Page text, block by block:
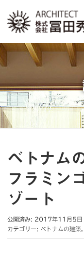
ベトナム
フラミン
ゾート
公開済み: 2017年11月5日
カテゴリー: ベトナムの建築